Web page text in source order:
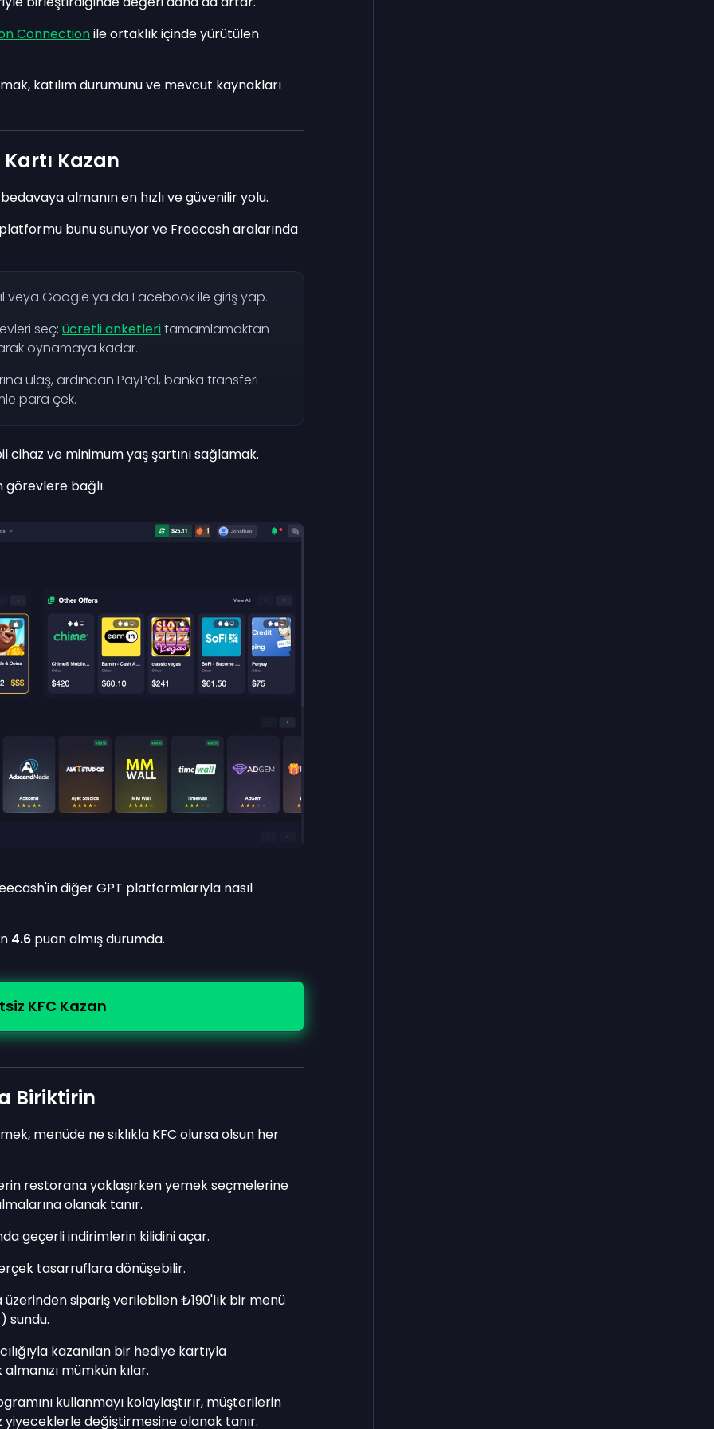
Connectionile ortaklık içinde yürütülen
katılım durumunu ve mevcut kaynakları
Kazan
almanın en hızlı ve güvenilir yolu.
bunu sunuyor ve Freecash aralarında
veya Google ya da Facebook ile giriş yap.
seç; ücretli anketleritamamlamaktan
oynamaya kadar.
ulaş, ardından PayPal, banka transferi
para çek.
ve minimum yaş şartını sağlamak.
görevlere bağlı.
diğer GPT platformlarıyla nasıl
4.6 puan almış durumda.
KFC Kazan
Biriktirin
menüde ne sıklıkla KFC olursa olsun her
restorana yaklaşırken yemek seçmelerine
olanak tanır.
geçerli indirimlerin kilidini açar.
tasarruflara dönüşebilir.
üzerinden sipariş verilebilen ₺190'lık bir menü
sundu.
kazanılan bir hediye kartıyla
mümkün kılar.
kullanmayı kolaylaştırır, müşterilerin
değiştirmesine olanak tanır.